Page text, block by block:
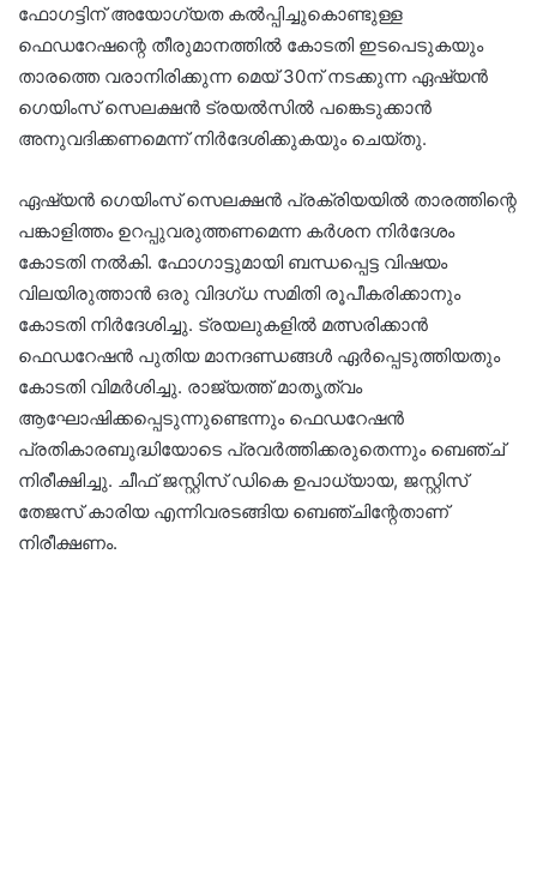
ഫോഗട്ടിന് അയോഗ്യത കൽപ്പിച്ചുകൊണ്ടുള്ള
ഫെഡറേഷന്റെ തീരുമാനത്തിൽ കോടതി ഇടപെടുകയും
താരത്തെ വരാനിരിക്കുന്ന മെയ് 30ന് നടക്കുന്ന ഏഷ്യൻ
ഗെയിംസ് സെലക്ഷൻ ട്രയൽസിൽ പങ്കെടുക്കാൻ
അനുവദിക്കണമെന്ന് നിർദേശിക്കുകയും ചെയ്തു.
ഏഷ്യൻ ഗെയിംസ് സെലക്ഷൻ പ്രക്രിയയിൽ താരത്തിന്റെ
പങ്കാളിത്തം ഉറപ്പുവരുത്തണമെന്ന കർശന നിർദേശം
കോടതി നൽകി. ഫോഗാട്ടുമായി ബന്ധപ്പെട്ട വിഷയം
വിലയിരുത്താൻ ഒരു വിദഗ്ധ സമിതി രൂപീകരിക്കാനും
കോടതി നിർദേശിച്ചു. ട്രയലുകളിൽ മത്സരിക്കാൻ
ഫെഡറേഷൻ പുതിയ മാനദണ്ഡങ്ങൾ ഏർപ്പെടുത്തിയതും
കോടതി വിമർശിച്ചു. രാജ്യത്ത് മാതൃത്വം
ആഘോഷിക്കപ്പെടുന്നുണ്ടെന്നും ഫെഡറേഷൻ
പ്രതികാരബുദ്ധിയോടെ പ്രവർത്തിക്കരുതെന്നും ബെഞ്ച്
നിരീക്ഷിച്ചു. ചീഫ് ജസ്റ്റിസ് ഡികെ ഉപാധ്യായ, ജസ്റ്റിസ്
തേജസ് കാരിയ എന്നിവരടങ്ങിയ ബെഞ്ചിന്റേതാണ്
നിരീക്ഷണം.